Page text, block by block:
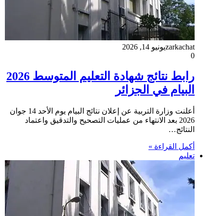
zarkachatيونيو 14, 2026
0
رابط نتائج شهادة التعليم المتوسط 2026
البيام في الجزائر
أعلنت وزارة التربية عن إعلان نتائج البيام يوم الأحد 14 جوان
2026 بعد الانتهاء من عمليات التصحيح والتدقيق واعتماد
النتائج…
أكمل القراءة »
تعليم